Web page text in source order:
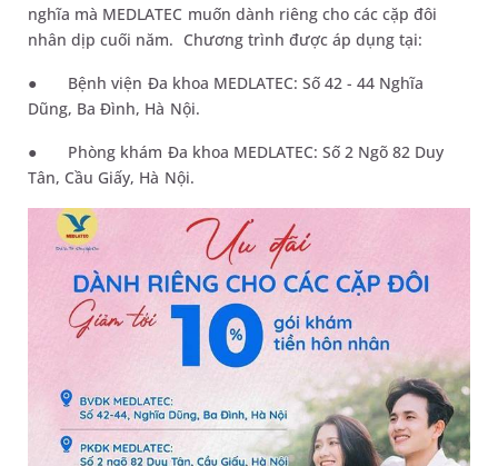
nghĩa mà MEDLATEC muốn dành riêng cho các cặp đôi
nhân dịp cuối năm. Chương trình được áp dụng tại:
●
Bệnh viện Đa khoa MEDLATEC: Số 42 - 44 Nghĩa
Dũng, Ba Đình, Hà Nội.
●
Phòng khám Đa khoa MEDLATEC: Số 2 Ngõ 82 Duy
Tân, Cầu Giấy, Hà Nội.